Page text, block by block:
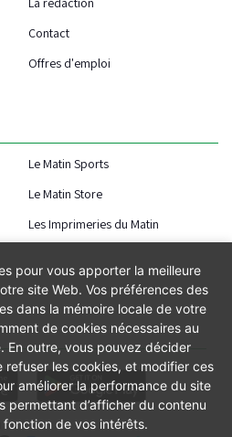
Contact
Offres d'emploi
Le Matin Sports
Le Matin Store
Les Imprimeries du Matin
pour vous apporter la meilleure
site Web. Vos préférences des
dans la mémoire locale de votre
de cookies nécessaires au
En outre, vous pouvez décider
refuser les cookies, et modifier ces
améliorer la performance du site
permettant d’afficher du contenu
fonction de vos intérêts.